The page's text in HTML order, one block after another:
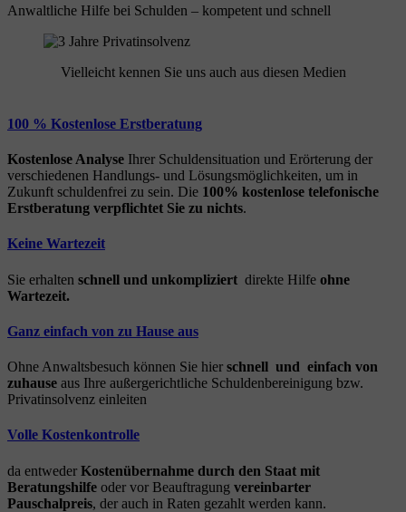
Anwaltliche Hilfe bei Schulden – kompetent und schnell
Vielleicht kennen Sie uns auch aus diesen Medien
100 % Kostenlose Erstberatung
Kostenlose Analyse Ihrer Schuldensituation und Erörterung der
verschiedenen Handlungs- und Lösungsmöglichkeiten, um in
Zukunft schuldenfrei zu sein. Die 100% kostenlose telefonische
Erstberatung verpflichtet Sie zu nichts.
Keine Wartezeit
Sie erhalten schnell und unkompliziert direkte Hilfe ohne
Wartezeit.
Ganz einfach von zu Hause aus
Ohne Anwaltsbesuch können Sie hier schnell und einfach von
zuhause aus Ihre außergerichtliche Schuldenbereinigung bzw.
Privatinsolvenz einleiten
Volle Kostenkontrolle
da entweder Kostenübernahme durch den Staat mit
Beratungshilfe oder vor Beauftragung vereinbarter
Pauschalpreis, der auch in Raten gezahlt werden kann.